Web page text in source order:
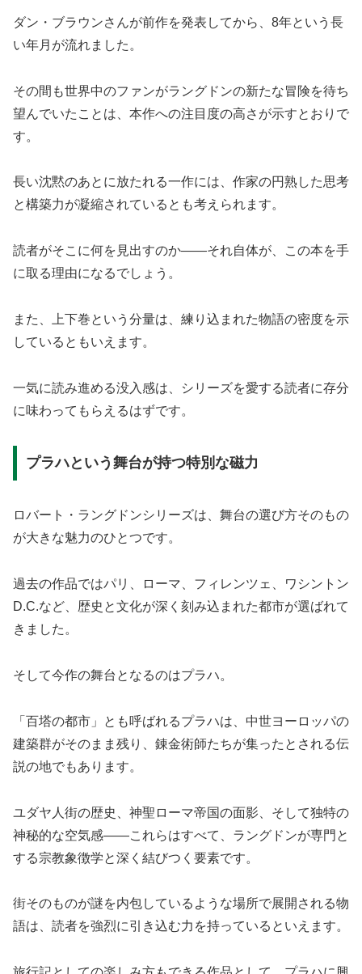
ダン・ブラウンさんが前作を発表してから、8年という長
い年月が流れました。
その間も世界中のファンがラングドンの新たな冒険を待ち
望んでいたことは、本作への注目度の高さが示すとおりで
す。
長い沈黙のあとに放たれる一作には、作家の円熟した思考
と構築力が凝縮されているとも考えられます。
読者がそこに何を見出すのか——それ自体が、この本を手
に取る理由になるでしょう。
また、上下巻という分量は、練り込まれた物語の密度を示
しているともいえます。
一気に読み進める没入感は、シリーズを愛する読者に存分
に味わってもらえるはずです。
プラハという舞台が持つ特別な磁力
ロバート・ラングドンシリーズは、舞台の選び方そのもの
が大きな魅力のひとつです。
過去の作品ではパリ、ローマ、フィレンツェ、ワシントン
D.C.など、歴史と文化が深く刻み込まれた都市が選ばれて
きました。
そして今作の舞台となるのはプラハ。
「百塔の都市」とも呼ばれるプラハは、中世ヨーロッパの
建築群がそのまま残り、錬金術師たちが集ったとされる伝
説の地でもあります。
ユダヤ人街の歴史、神聖ローマ帝国の面影、そして独特の
神秘的な空気感——これらはすべて、ラングドンが専門と
する宗教象徴学と深く結びつく要素です。
街そのものが謎を内包しているような場所で展開される物
語は、読者を強烈に引き込む力を持っているといえます。